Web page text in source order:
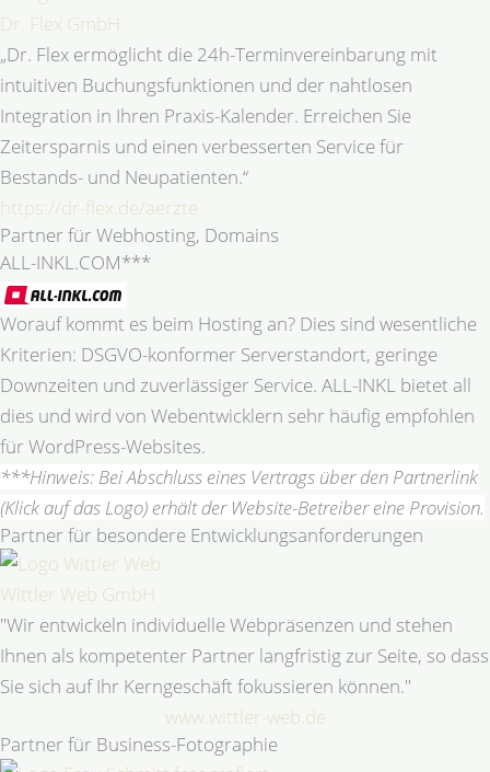
Dr. Flex GmbH
„Dr. Flex ermöglicht die 24h-Terminvereinbarung mit
intuitiven Buchungsfunktionen und der nahtlosen
Integration in Ihren Praxis-Kalender. Erreichen Sie
Zeitersparnis und einen verbesserten Service für
Bestands- und Neupatienten.“
https://dr-flex.de/aerzte
Partner für Webhosting, Domains
ALL-INKL.COM***
Worauf kommt es beim Hosting an? Dies sind wesentliche
Kriterien: DSGVO-konformer Serverstandort, geringe
Downzeiten und zuverlässiger Service. ALL-INKL bietet all
dies und wird von Webentwicklern sehr häufig empfohlen
für WordPress-Websites.
***Hinweis: Bei Abschluss eines Vertrags über den Partnerlink
(Klick auf das Logo) erhält der Website-Betreiber eine Provision.
Partner für besondere Entwicklungsanforderungen
Wittler Web GmbH
"Wir entwickeln individuelle Webpräsenzen und stehen
Ihnen als kompetenter Partner langfristig zur Seite, so dass
Sie sich auf Ihr Kerngeschäft fokussieren können."
www.wittler-web.de
Partner für Business-Fotographie